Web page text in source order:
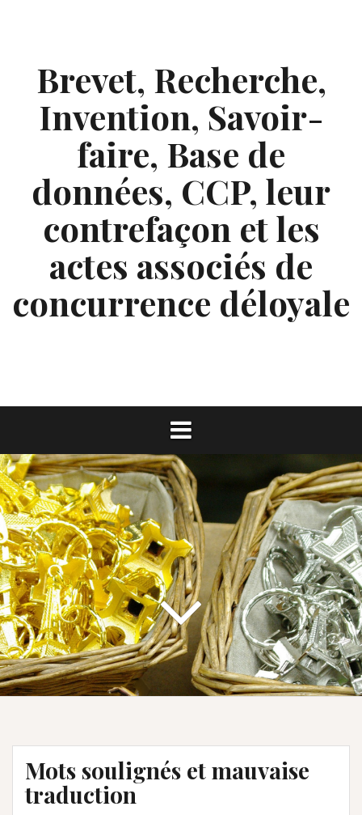
Brevet, Recherche,
Invention, Savoir-
faire, Base de
données, CCP, leur
contrefaçon et les
actes associés de
concurrence déloyale
Mots soulignés et mauvaise
traduction